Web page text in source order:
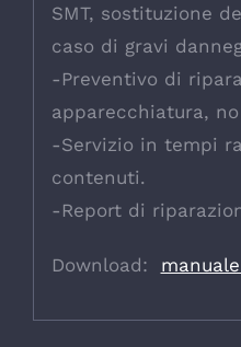
SMT, sostituzione
caso di gravi
-Preventivo di
apparecchiatura,
-Servizio in tempi
contenuti.
-Report di
Download: